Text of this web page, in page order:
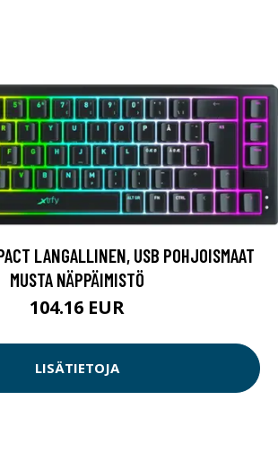
LANGALLINEN, USB POHJOISMAAT
MUSTA NÄPPÄIMISTÖ
104.16 EUR
LISÄTIETOJA